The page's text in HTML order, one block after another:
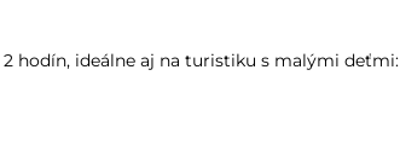
hodín, ideálne aj na turistiku s malými deťmi: